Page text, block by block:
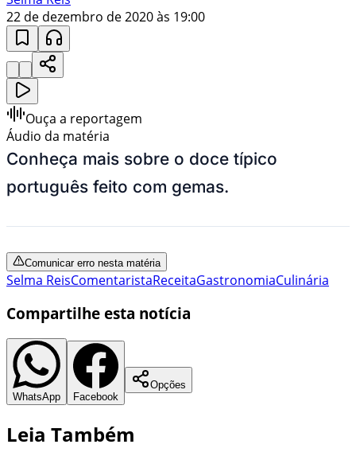
22 de dezembro de 2020 às 19:00
Ouça a reportagem
Áudio da matéria
Conheça mais sobre o doce típico
português feito com gemas.
Comunicar erro nesta matéria
Selma ReisComentaristaReceitaGastronomiaCulinária
Compartilhe esta notícia
WhatsApp Facebook
Opções
Leia Também